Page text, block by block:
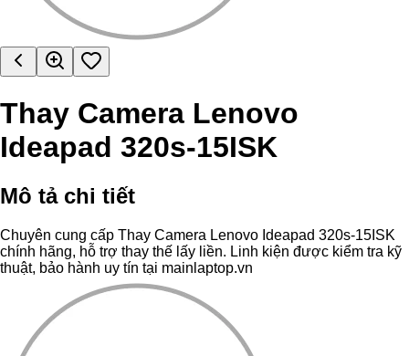
Thay Camera Lenovo
Ideapad 320s-15ISK
Mô tả chi tiết
Chuyên cung cấp Thay Camera Lenovo Ideapad 320s-15ISK
chính hãng, hỗ trợ thay thế lấy liền. Linh kiện được kiểm tra kỹ
thuật, bảo hành uy tín tại mainlaptop.vn